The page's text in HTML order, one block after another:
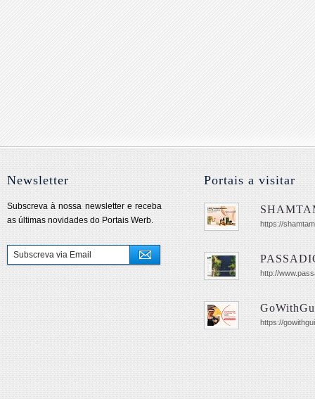
Newsletter
Subscreva à nossa newsletter e receba
as últimas novidades do Portais Werb.
Portais a visitar
https://
http://
https://